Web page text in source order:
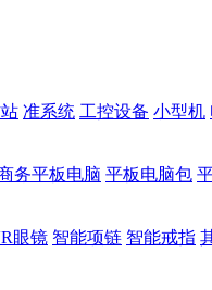
准系统 工控设备 小型机
务平板电脑 平板电脑包
眼镜 智能项链 智能戒指